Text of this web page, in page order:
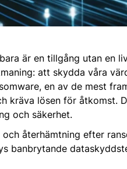
är en tillgång utan en
att skydda våra
en av de mest
kräva lösen för åtkomst.
och säkerhet.
återhämtning efter
banbrytande